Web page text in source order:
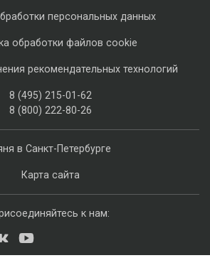
в Санкт-Петербурге
Карта сайта
персональных данных
обработки файлов cookie
рекомендательных технологий
8 (495) 215-01-62
8 (800) 222-80-26
к нам: